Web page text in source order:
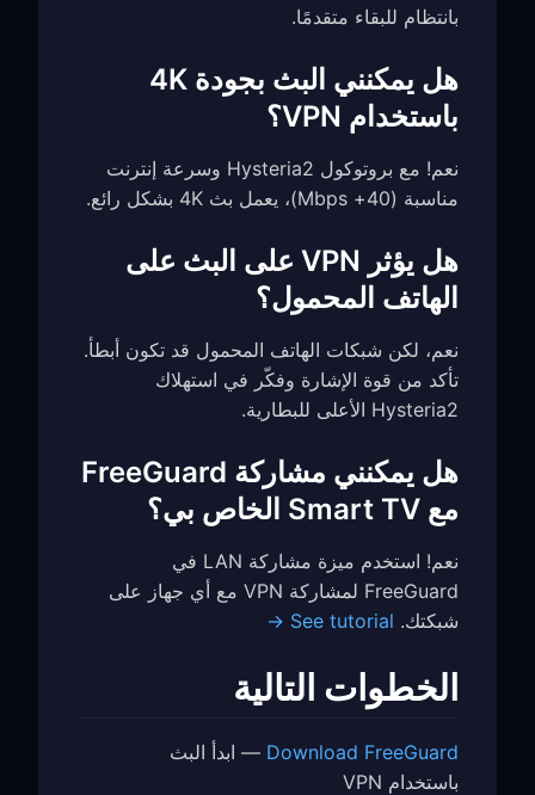
بانتظام للبقاء متقدمًا.
هل يمكنني البث بجودة 4K
باستخدام VPN؟
نعم! مع بروتوكول Hysteria2 وسرعة إنترنت
مناسبة (40+ Mbps)، يعمل بث 4K بشكل رائع.
هل يؤثر VPN على البث على
الهاتف المحمول؟
نعم، لكن شبكات الهاتف المحمول قد تكون أبطأ.
تأكد من قوة الإشارة وفكّر في استهلاك
Hysteria2 الأعلى للبطارية.
هل يمكنني مشاركة FreeGuard
مع Smart TV الخاص بي؟
نعم! استخدم ميزة مشاركة LAN في
FreeGuard لمشاركة VPN مع أي جهاز على
شبكتك. See tutorial →
الخطوات التالية
Download FreeGuard — ابدأ البث
باستخدام VPN